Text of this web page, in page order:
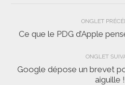
Navigation
de
commentaire
ONGLET
Ce que le PDG d’Apple
ONGLET
Google dépose un brevet
aiguille !